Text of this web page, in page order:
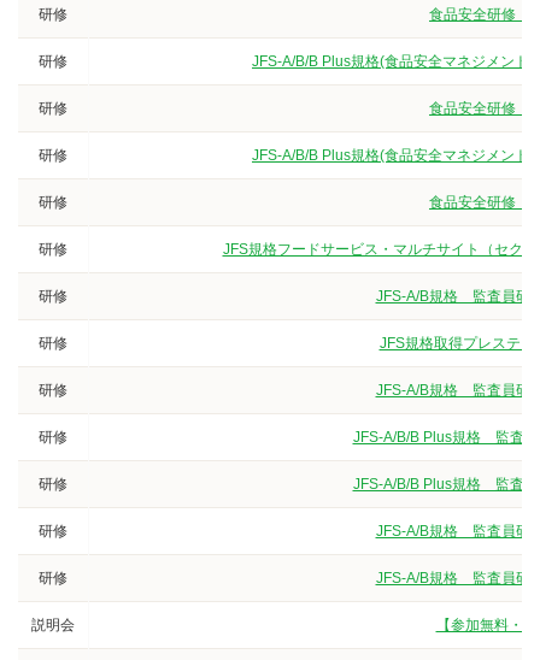
研修 食品安全研修（
研修 JFS-A/B/B Plus規格(食品安全マネジメント
研修 食品安全研修（
研修 JFS-A/B/B Plus規格(食品安全マネジメント
研修 食品安全研修（
研修 JFS規格フードサービス・マルチサイト（セク
研修 JFS-A/B規格 監査員研
研修 JFS規格取得プレステ
研修 JFS-A/B規格 監査員研
研修 JFS-A/B/B Plus規格 監査員
研修 JFS-A/B/B Plus規格 監査員
研修 JFS-A/B規格 監査員研
研修 JFS-A/B規格 監査員研
説明会 【参加無料・